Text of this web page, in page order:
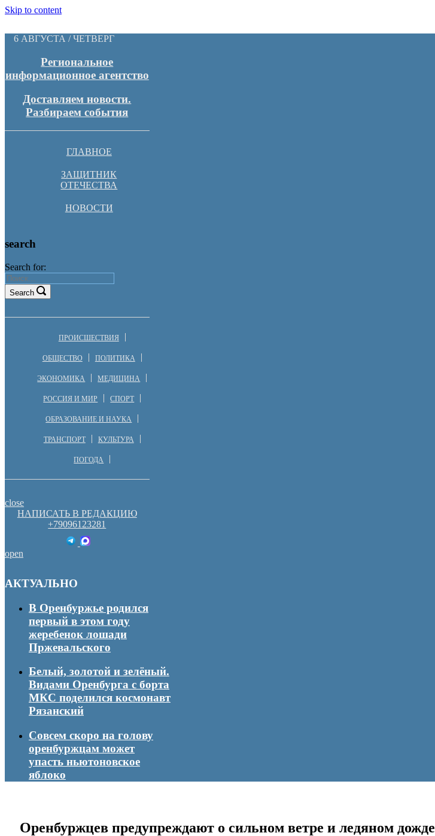
Skip to content
6 АВГУСТА / ЧЕТВЕРГ
Региональное
информационное агентство
Доставляем новости.
Разбираем события
ГЛАВНОЕ
ЗАЩИТНИК
ОТЕЧЕСТВА
НОВОСТИ
search
Search for:
Search
ПРОИСШЕСТВИЯ
ОБЩЕСТВО ПОЛИТИКА
ЭКОНОМИКА МЕДИЦИНА
РОССИЯ И МИР СПОРТ
ОБРАЗОВАНИЕ И НАУКА
ТРАНСПОРТ КУЛЬТУРА
ПОГОДА
close
НАПИСАТЬ В РЕДАКЦИЮ
+79096123281
open
АКТУАЛЬНО
В Оренбуржье родился
первый в этом году
жеребенок лошади
Пржевальского
Белый, золотой и зелёный.
Видами Оренбурга с борта
МКС поделился космонавт
Рязанский
Совсем скоро на голову
оренбуржцам может
упасть ньютоновское
яблоко
Оренбуржцев предупреждают о сильном ветре и ледяном дожде